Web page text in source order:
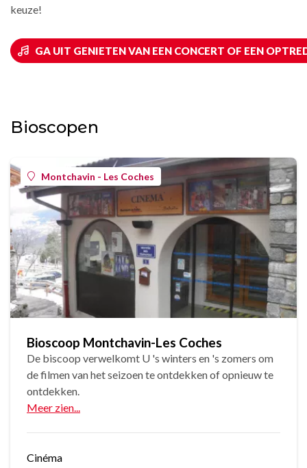
keuze!
GA UIT GENIETEN VAN EEN CONCERT OF EEN
Bioscopen
Montchavin - Les Coches
Bioscoop Montchavin-Les Coches
De biscoop verwelkomt U 's winters en 's zomers om
de filmen van het seizoen te ontdekken of opnieuw te
ontdekken.
Meer zien...
Cinéma